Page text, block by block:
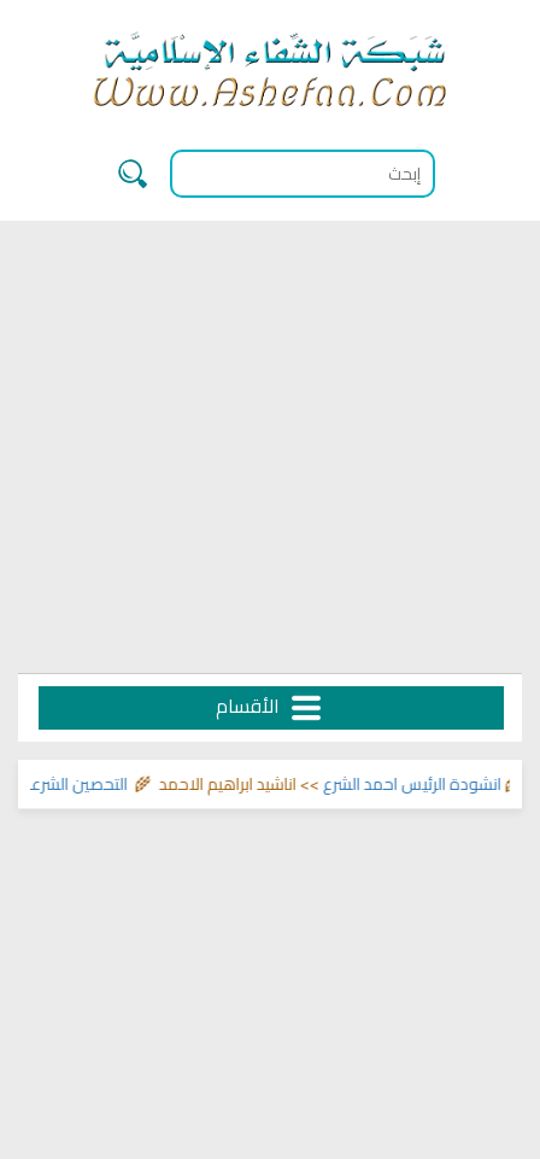
الأقسام
التحصين الشرعي انشودة الرئيس احمد الشرع>> اناشيد ابراهيم الاحمد 🌾